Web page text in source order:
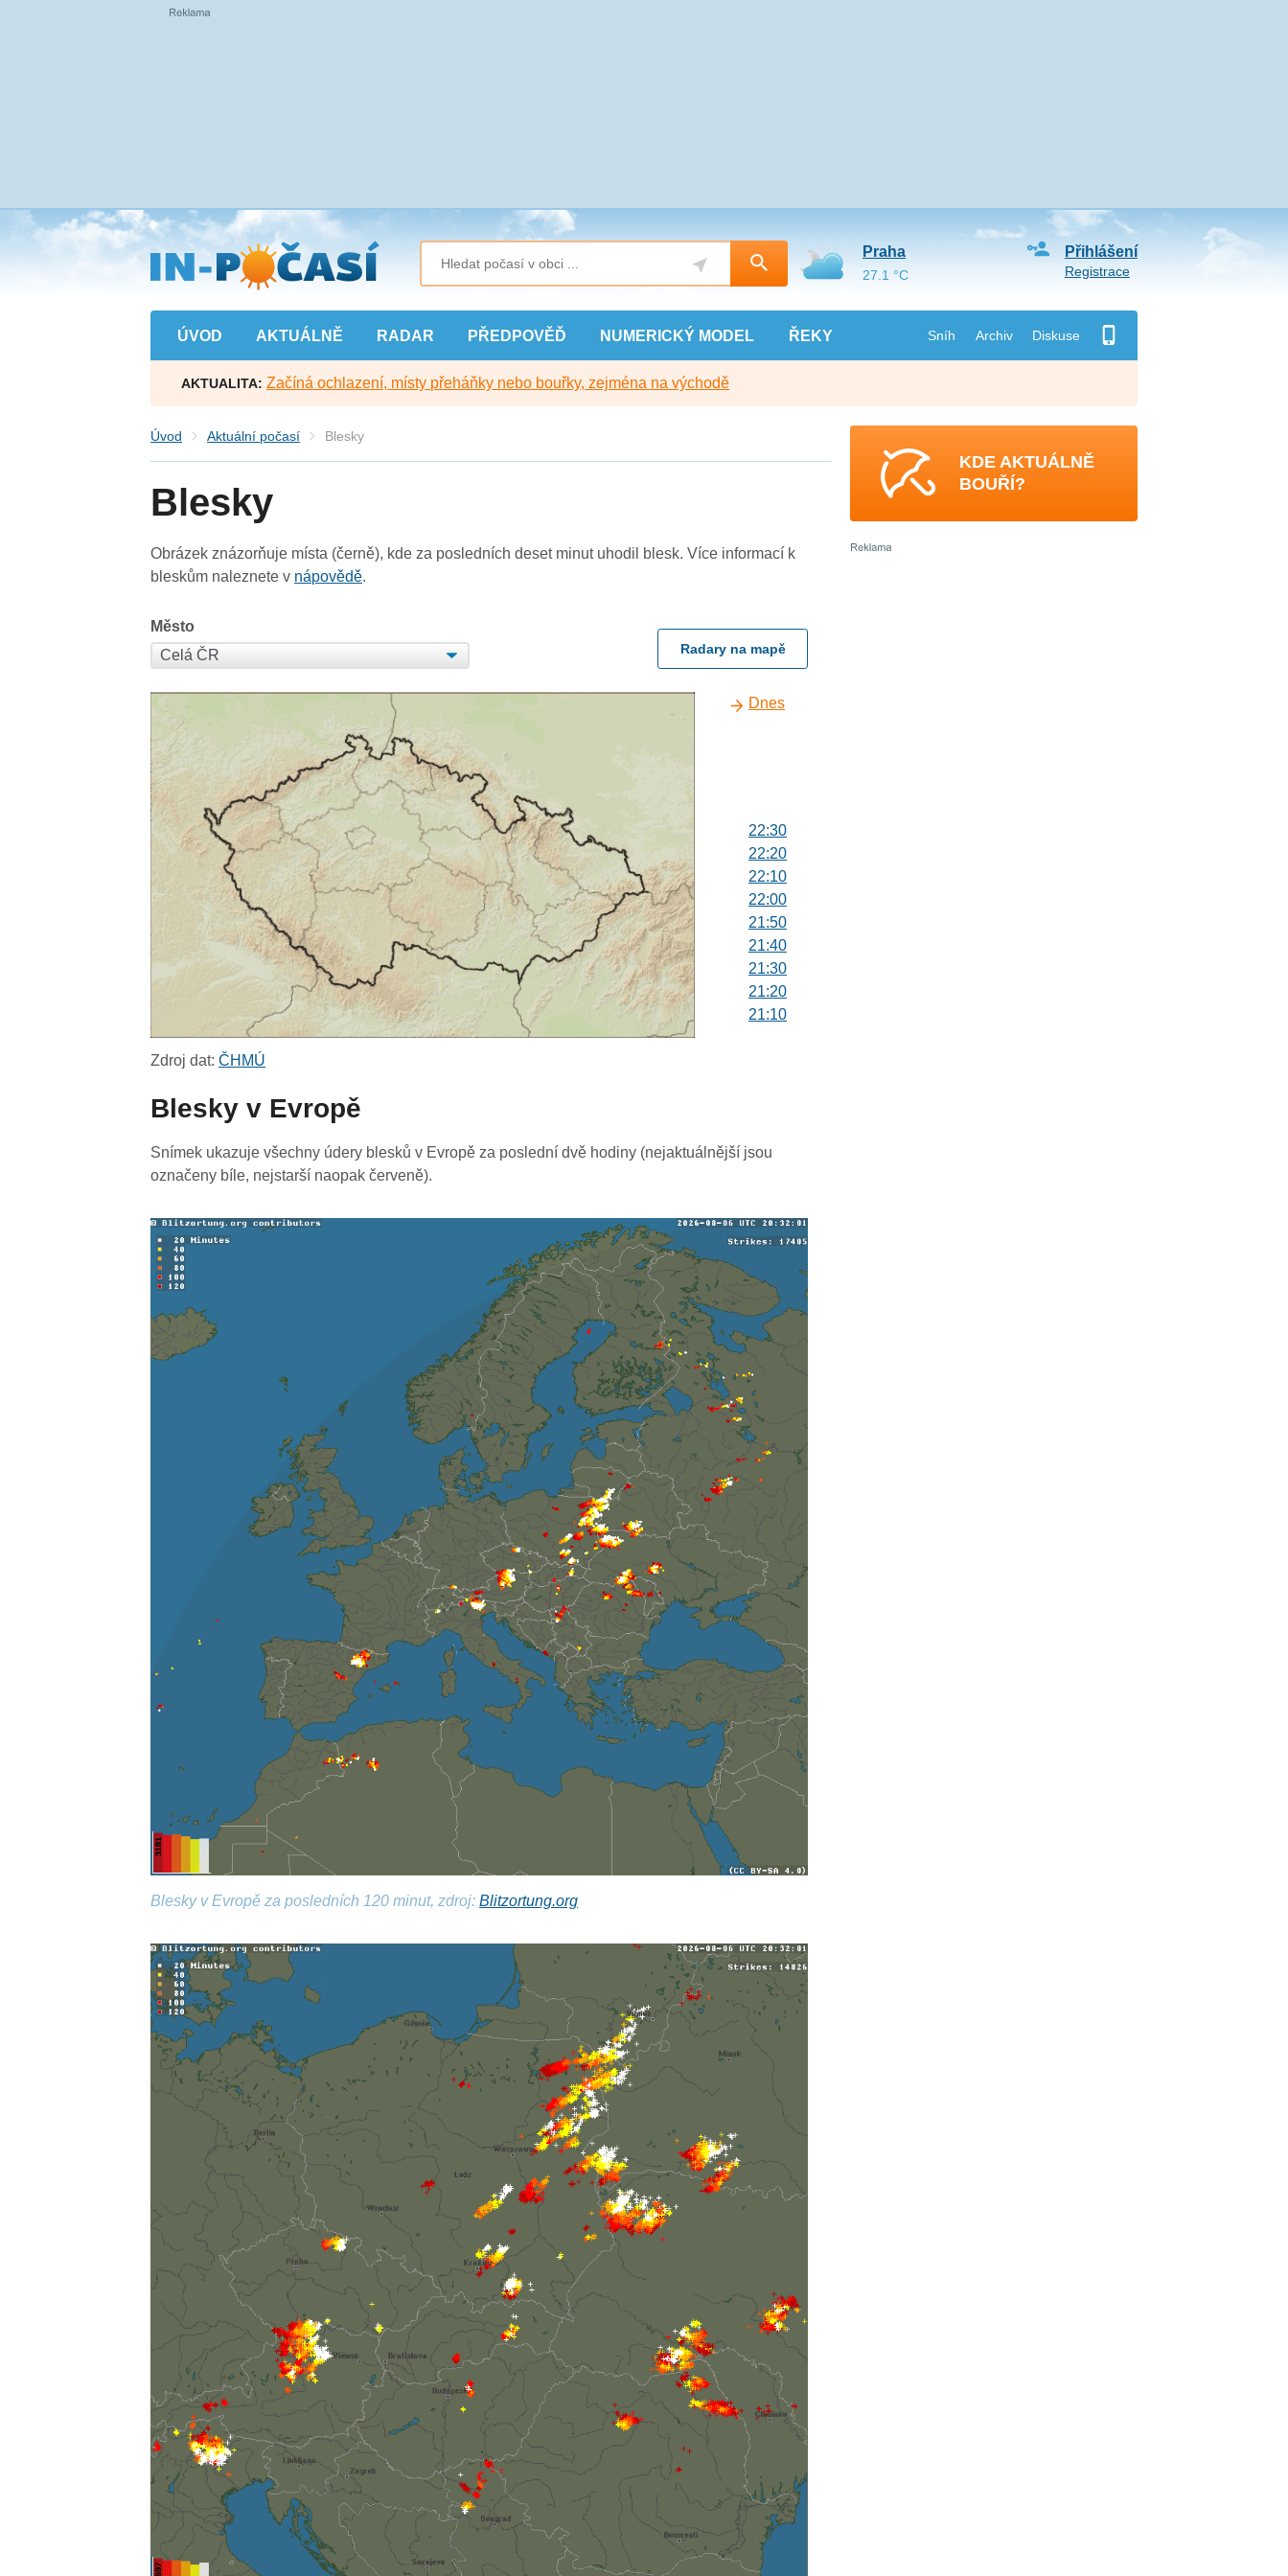
Přejít
na
hlavní
obsah
ÚVOD AKTUÁLNĚ RADAR PŘEDPOVĚĎ NUMERICKÝ MODEL ŘEKY Sníh Archiv Diskuse
Přihlášení
Registrace
Praha
27.1 °C
AKTUALITA: Začíná ochlazení, místy přeháňky nebo bouřky, zejména na východě
Úvod Aktuální počasí Blesky
Blesky
Obrázek znázorňuje místa (černě), kde za posledních deset minut uhodil blesk. Více informací k
bleskům naleznete v nápovědě.
Město
Radary na mapě
Dnes
22:30
22:20
22:10
22:00
21:50
21:40
21:30
21:20
21:10
20:10
19:40
19:30
Zdroj dat:ČHMÚ
Blesky v Evropě
Snímek ukazuje všechny údery blesků v Evropě za poslední dvě hodiny (nejaktuálnější jsou
označeny bíle, nejstarší naopak červeně).
Blesky v Evropě za posledních 120 minut, zdroj:Blitzortung.org
KDE AKTUÁLNĚ
BOUŘÍ?